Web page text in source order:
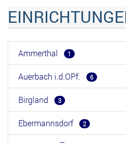
Ammerthal 1
Auerbach i.d.OPf. 6
Birgland 3
Ebermannsdorf 2